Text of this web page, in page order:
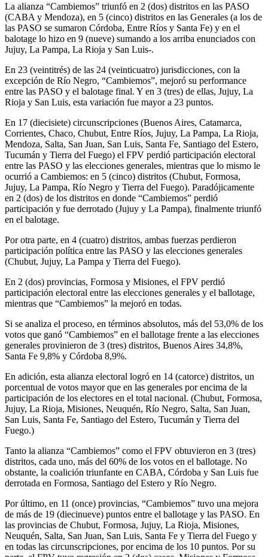
La alianza “Cambiemos” triunfó en 2 (dos) distritos en las PASO
(CABA y Mendoza), en 5 (cinco) distritos en las Generales (a los de
las PASO se sumaron Córdoba, Entre Ríos y Santa Fe) y en el
balotage lo hizo en 9 (nueve) sumando a los arriba enunciados con
Jujuy, La Pampa, La Rioja y San Luis-.
En 23 (veintitrés) de las 24 (veinticuatro) jurisdicciones, con la
excepción de Río Negro, “Cambiemos”, mejoró su performance
entre las PASO y el balotage final. Y en 3 (tres) de ellas, Jujuy, La
Rioja y San Luis, esta variación fue mayor a 23 puntos.
En 17 (diecisiete) circunscripciones (Buenos Aires, Catamarca,
Corrientes, Chaco, Chubut, Entre Ríos, Jujuy, La Pampa, La Rioja,
Mendoza, Salta, San Juan, San Luis, Santa Fe, Santiago del Estero,
Tucumán y Tierra del Fuego) el FPV perdió participación electoral
entre las PASO y las elecciones generales, mientras que lo mismo le
ocurrió a Cambiemos: en 5 (cinco) distritos (Chubut, Formosa,
Jujuy, La Pampa, Río Negro y Tierra del Fuego). Paradójicamente
en 2 (dos) de los distritos en donde “Cambiemos” perdió
participación y fue derrotado (Jujuy y La Pampa), finalmente triunfó
en el balotage.
Por otra parte, en 4 (cuatro) distritos, ambas fuerzas perdieron
participación política entre las PASO y las elecciones generales
(Chubut, Jujuy, La Pampa y Tierra del Fuego).
En 2 (dos) provincias, Formosa y Misiones, el FPV perdió
participación electoral entre las elecciones generales y el ballotage,
mientras que “Cambiemos” la mejoró en todas.
Si se analiza el proceso, en términos absolutos, más del 53,0% de los
votos que ganó “Cambiemos” en el ballotage frente a las elecciones
generales provinieron de 3 (tres) distritos, Buenos Aires 34,8%,
Santa Fe 9,8% y Córdoba 8,9%.
En adición, esta alianza electoral logró en 14 (catorce) distritos, un
porcentual de votos mayor que en las generales por encima de la
participación de los electores en el total nacional. (Chubut, Formosa,
Jujuy, La Rioja, Misiones, Neuquén, Río Negro, Salta, San Juan,
San Luis, Santa Fe, Santiago del Estero, Tucumán y Tierra del
Fuego.)
Tanto la alianza “Cambiemos” como el FPV obtuvieron en 3 (tres)
distritos, cada uno, más del 60% de los votos en el ballotage. No
obstante, la coalición triunfante en CABA, Córdoba y San Luis fue
derrotada en Formosa, Santiago del Estero y Río Negro.
Por último, en 11 (once) provincias, “Cambiemos” tuvo una mejora
de más de 19 (diecinueve) puntos entre el ballotage y las PASO. En
las provincias de Chubut, Formosa, Jujuy, La Rioja, Misiones,
Neuquén, Salta, San Juan, San Luis, Santa Fe y Tierra del Fuego y
en todas las circunscripciones, por encima de los 10 puntos. Por su